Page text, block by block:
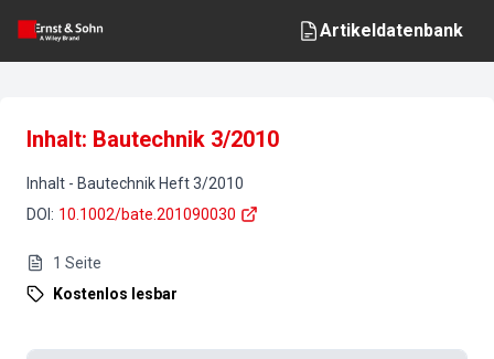
Artikeldatenbank
Inhalt: Bautechnik 3/2010
Inhalt - Bautechnik Heft3/2010
DOI : 10.1002/bate.201090030
1 Seite
Kostenlos lesbar